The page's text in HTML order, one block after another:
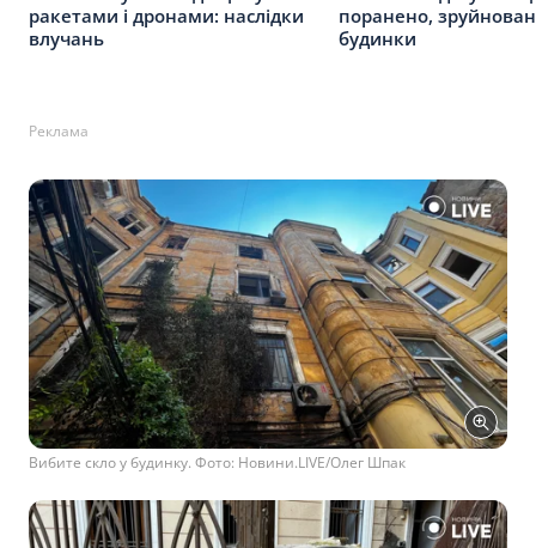
ракетами і дронами: наслідки
влучань
поранено,
будинки
Реклама
Вибите скло у будинку. Фото: Новини.LIVE/Олег Шпак